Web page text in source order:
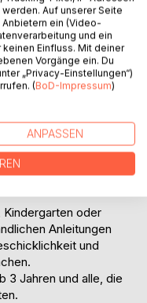
rund, ich mache alle
denn spielen kannst
Ideen rund um
über spannende
Auch
Spielspaß und
Kindergarten oder
Anleitungen
und
3 Jahren und alle, die
Auf unserer Seite
ein (Video-
und ein
Einfluss. Mit deiner
Vorgänge ein. Du
„Privacy-Einstellungen“)
(BoD-Impressum)
ANPASSEN